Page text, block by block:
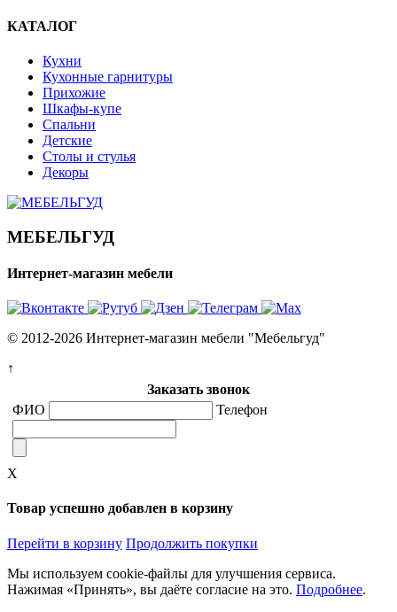
КАТАЛОГ
Кухни
Кухонные гарнитуры
Прихожие
Шкафы-купе
Спальни
Детские
Столы и стулья
Декоры
МЕБЕЛЬГУД
Интернет-магазин мебели
© 2012-2026 Интернет-магазин мебели "Мебельгуд"
↑
Заказать звонок
ФИО
Телефон
X
Товар успешно добавлен в корзину
Перейти в корзину Продолжить покупки
Мы используем cookie-файлы для улучшения сервиса.
Нажимая «Принять», вы даёте согласие на это. Подробнее.